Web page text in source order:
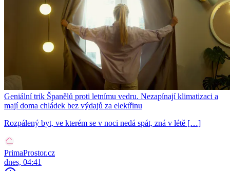
Geniální trik Španělů proti letnímu vedru. Nezapínají klimatizaci a
mají doma chládek bez výdajů za elektřinu
Rozpálený byt, ve kterém se v noci nedá spát, zná v létě […]
PrimaProstor.cz
dnes, 04:41